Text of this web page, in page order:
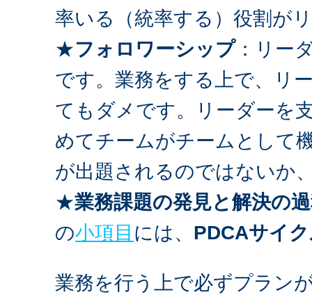
率いる（統率する）役割が
★フォロワーシップ：リー
です。業務をする上で、リ
てもダメです。リーダーを
めてチームがチームとして
が出題されるのではないか
★業務課題の発見と解決の
の小項目 には、 PDCAサイ
業務を行う上で必ずプラン